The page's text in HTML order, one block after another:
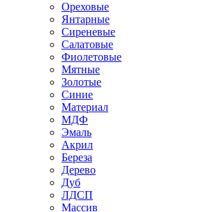
Ореховые
Янтарные
Сиреневые
Салатовые
Фиолетовые
Мятные
Золотые
Синие
Материал
МДФ
Эмаль
Акрил
Береза
Дерево
Дуб
ЛДСП
Массив